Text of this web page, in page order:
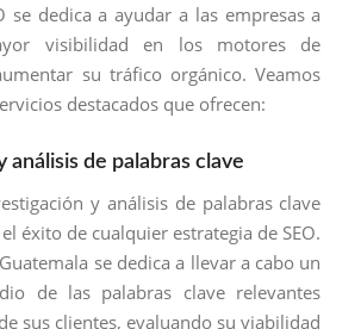
se dedica a ayudar a las empresas a
visibilidad en los motores de
su tráfico orgánico. Veamos
destacados que ofrecen:
análisis de palabras clave
y análisis de palabras clave
éxito de cualquier estrategia de SEO.
se dedica a llevar a cabo un
de las palabras clave relevantes
sus clientes, evaluando su viabilidad